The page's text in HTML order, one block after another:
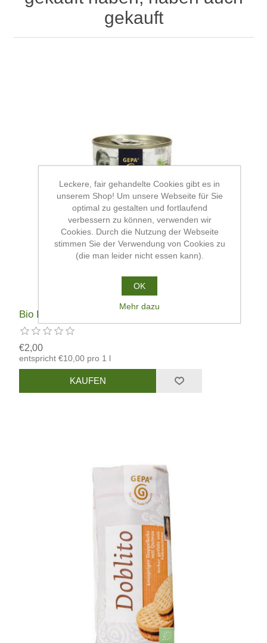
gekauft
Bio Kokosmilch
€2,00
entspricht €10,00 pro 1 l
Leckere, fair gehandelte Cookies gibt es in
unserem Shop! Um unsere Webseite für Sie
optimal zu gestalten und fortlaufend
verbessern zu können, verwenden wir
Cookies. Durch die Nutzung der Webseite
stimmen Sie der Verwendung von Cookies zu
(die man leider nicht essen kann).
OK
Mehr dazu